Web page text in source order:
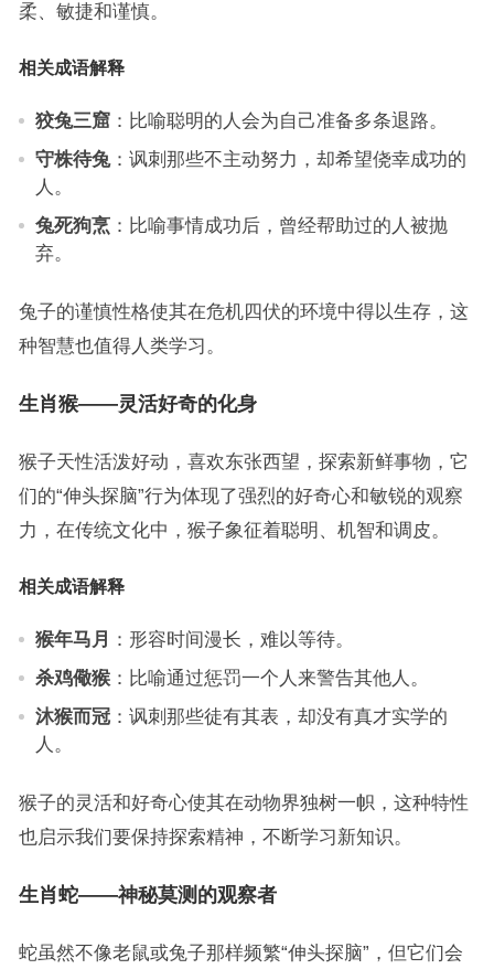
柔、敏捷和谨慎。
相关成语解释
狡兔三窟：比喻聪明的人会为自己准备多条退路。
守株待兔：讽刺那些不主动努力，却希望侥幸成功的
人。
兔死狗烹：比喻事情成功后，曾经帮助过的人被抛
弃。
兔子的谨慎性格使其在危机四伏的环境中得以生存，这
种智慧也值得人类学习。
生肖猴——灵活好奇的化身
猴子天性活泼好动，喜欢东张西望，探索新鲜事物，它
们的“伸头探脑”行为体现了强烈的好奇心和敏锐的观察
力，在传统文化中，猴子象征着聪明、机智和调皮。
相关成语解释
猴年马月
：形容时间漫长，难以等待。
杀鸡儆猴：比喻通过惩罚一个人来警告其他人。
沐猴而冠：讽刺那些徒有其表，却没有真才实学的
人。
猴子的灵活和好奇心使其在动物界独树一帜，这种特性
也启示我们要保持探索精神，不断学习新知识。
生肖蛇——神秘莫测的观察者
蛇虽然不像老鼠或兔子那样频繁“伸头探脑”，但它们会